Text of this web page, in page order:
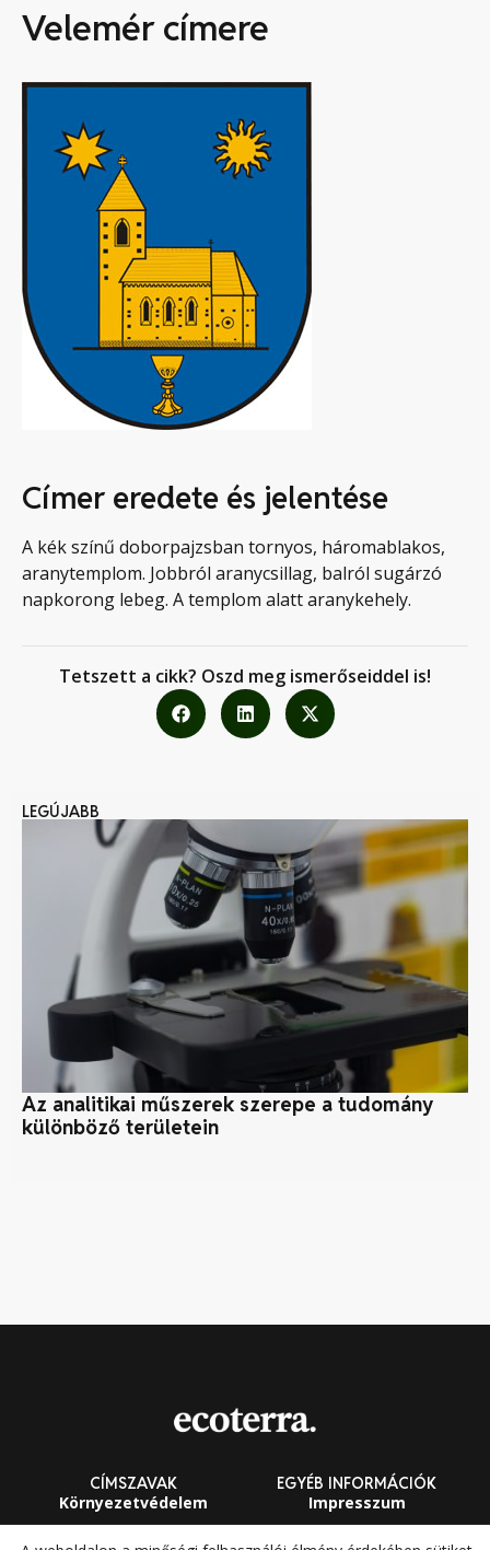
Velemér címere
Címer eredete és jelentése
A kék színű doborpajzsban tornyos, háromablakos,
aranytemplom. Jobbról aranycsillag, balról sugárzó
napkorong lebeg. A templom alatt aranykehely.
Tetszett a cikk? Oszd meg ismerőseiddel is!
LEGÚJABB
Az analitikai műszerek szerepe a tudomány
különböző területein
CÍMSZAVAK
Környezetvédelem
Fenntarthatóság
EGYÉB INFORMÁCIÓK
Impresszum
Általános Szerződési